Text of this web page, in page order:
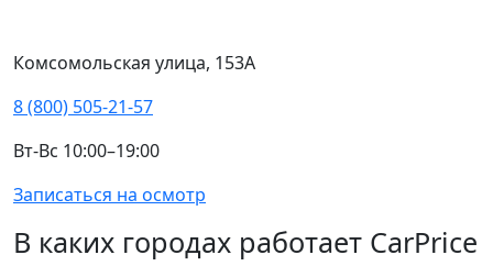
Комсомольская улица, 153А
8 (800) 505-21-57
Вт-Вс 10:00–19:00
Записаться на осмотр
В каких городах работает CarPrice